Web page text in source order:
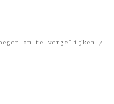
om te vergelijken
/